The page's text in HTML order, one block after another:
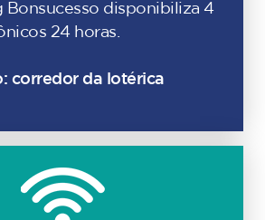
Bonsucesso disponibiliza 4
24 horas.
corredor da lotérica